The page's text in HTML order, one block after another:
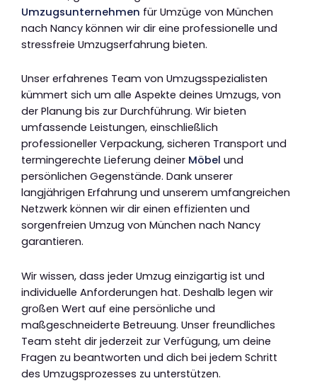
Umzugsunternehmen für Umzüge von München
nach Nancy können wir dir eine professionelle und
stressfreie Umzugserfahrung bieten.
Unser erfahrenes Team von Umzugsspezialisten
kümmert sich um alle Aspekte deines Umzugs, von
der Planung bis zur Durchführung. Wir bieten
umfassende Leistungen, einschließlich
professioneller Verpackung, sicheren Transport und
termingerechte Lieferung deiner Möbel und
persönlichen Gegenstände. Dank unserer
langjährigen Erfahrung und unserem umfangreichen
Netzwerk können wir dir einen effizienten und
sorgenfreien Umzug von München nach Nancy
garantieren.
Wir wissen, dass jeder Umzug einzigartig ist und
individuelle Anforderungen hat. Deshalb legen wir
großen Wert auf eine persönliche und
maßgeschneiderte Betreuung. Unser freundliches
Team steht dir jederzeit zur Verfügung, um deine
Fragen zu beantworten und dich bei jedem Schritt
des Umzugsprozesses zu unterstützen.